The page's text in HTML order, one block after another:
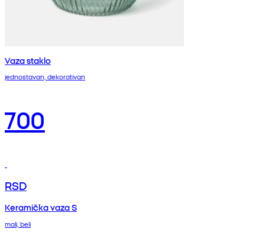
Vaza staklo
jednostavan, dekorativan
700
RSD
Keramička vaza S
mali, beli